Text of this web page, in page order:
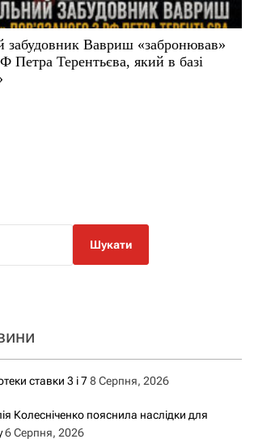
забудовник Вавриш «забронював»
Петра Терентьєва, який в базі
ставки 3 і 78 Серпня, 2026
Колесніченко пояснила наслідки для
6 Серпня, 2026